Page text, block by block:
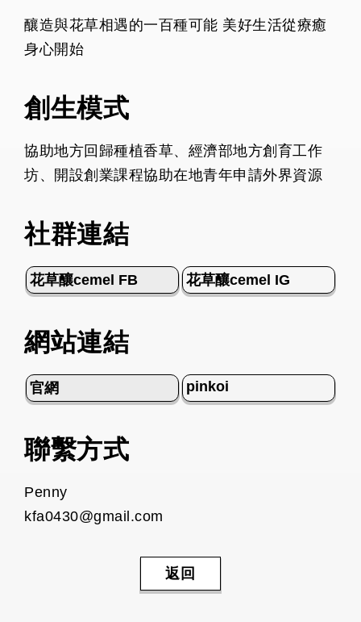
釀造與花草相遇的一百種可能 美好生活從療癒
身心開始
創生模式
協助地方回歸種植香草、經濟部地方創育工作
坊、開設創業課程協助在地青年申請外界資源
社群連結
花草釀cemel FB 花草釀cemel IG
網站連結
官網 pinkoi
聯繫方式
Penny
kfa0430@gmail.com
返回